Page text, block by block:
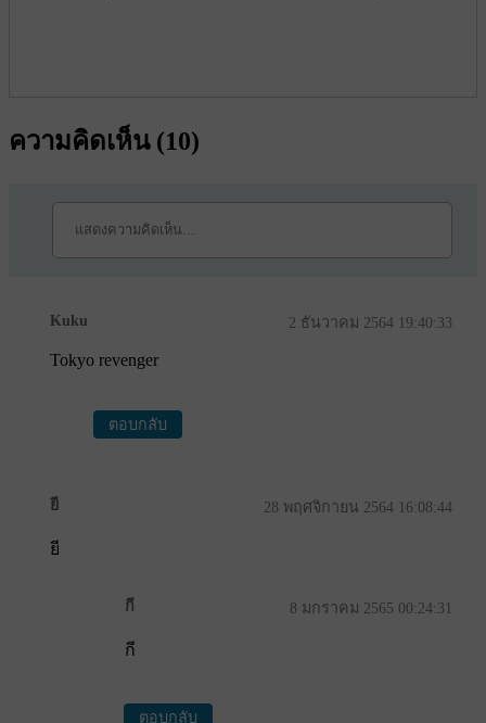
ความคิดเห็น (10)
Kuku 2 ธันวาคม 2564 19:40:33
Tokyo revenger
ตอบกลับ
ยี 28 พฤศจิกายน 2564 16:08:44
ยี
กี 8 มกราคม 2565 00:24:31
กี
ตอบกลับ